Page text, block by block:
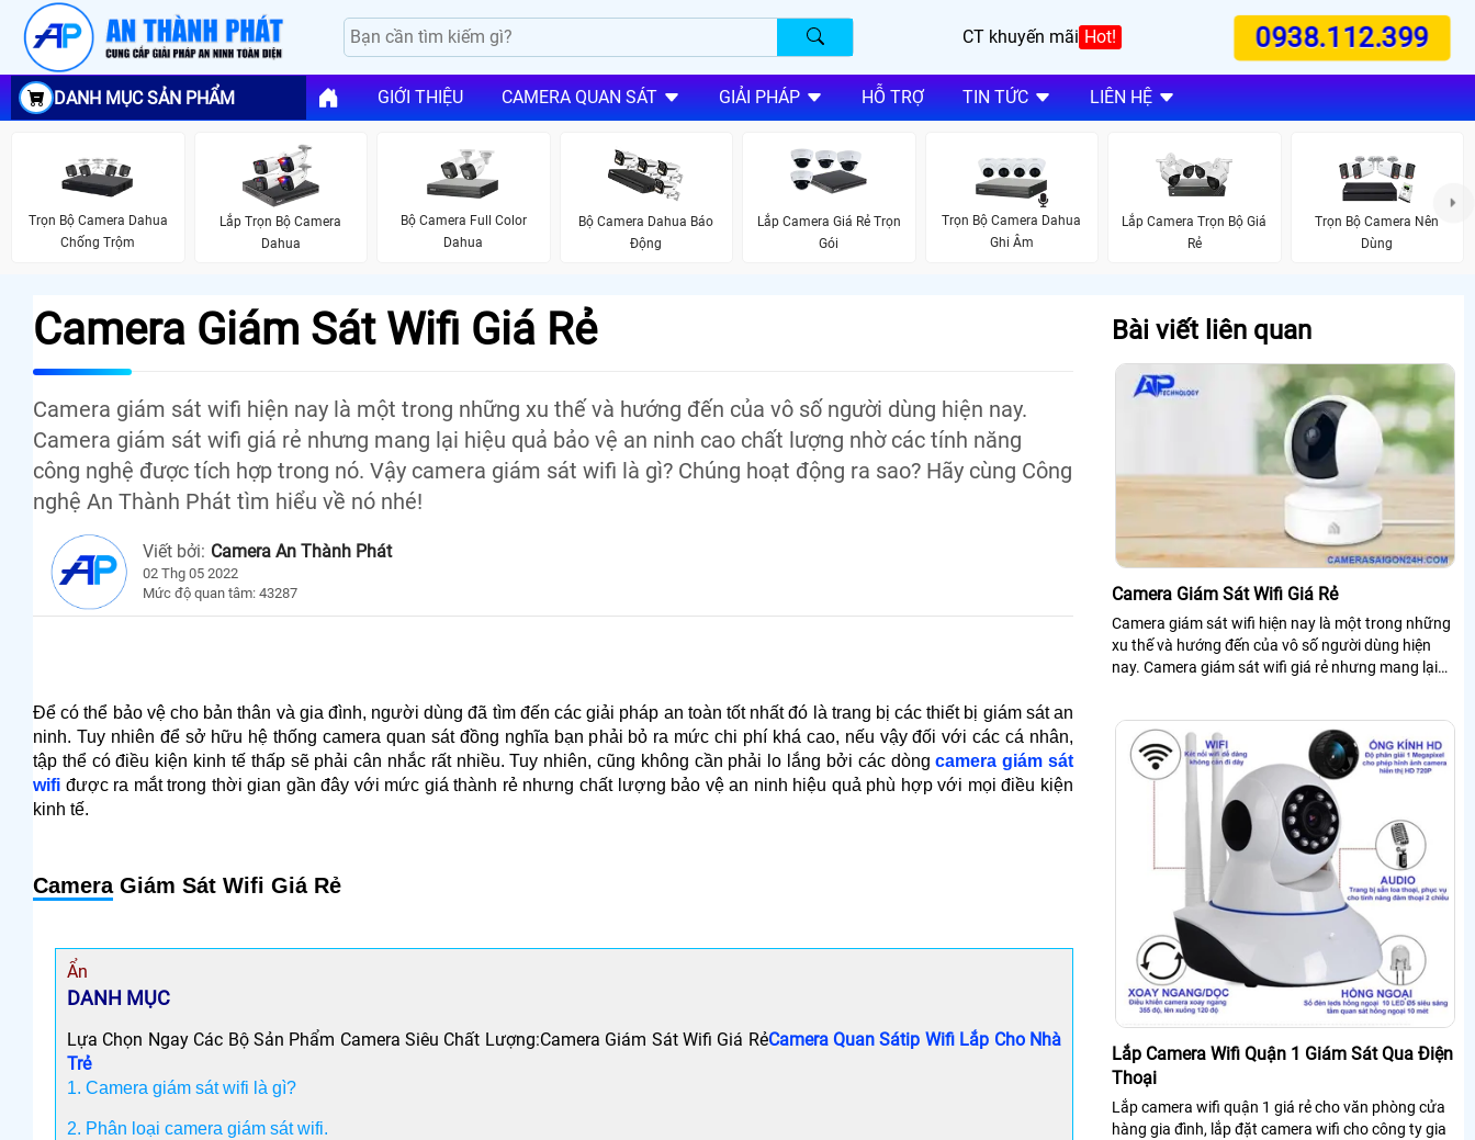
CT khuyến mãi Hot! 0938.112.399
DANH MỤC SẢN PHẨM GIỚI THIỆU CAMERA QUAN SÁT GIẢI PHÁP HỖ TRỢ TIN TỨC LIÊN HỆ
Trọn Bộ Camera Dahua
Chống Trộm
Lắp Trọn Bộ Camera
Dahua
Bộ Camera Full Color
Dahua
Bộ Camera Dahua Báo
Động
Lắp Camera Giá Rẻ Trọn
Gói
Trọn Bộ Camera Dahua
Ghi Âm
Lắp Camera Trọn Bộ Giá
Rẻ
Trọn Bộ Camera Nên
Dùng
Camera Giám Sát Wifi Giá Rẻ
Camera giám sát wifi hiện nay là một trong những xu thế và hướng đến của vô số người dùng hiện nay.
Camera giám sát wifi giá rẻ nhưng mang lại hiệu quả bảo vệ an ninh cao chất lượng nhờ các tính năng
công nghệ được tích hợp trong nó. Vậy camera giám sát wifi là gì? Chúng hoạt động ra sao? Hãy cùng Công
nghệ An Thành Phát tìm hiểu về nó nhé!
Viết bởi: Camera An Thành Phát
02 Thg 05 2022
Mức độ quan tâm: 43287
Để có thể bảo vệ cho bản thân và gia đình, người dùng đã tìm đến các giải pháp an toàn tốt nhất đó là trang bị các thiết bị giám sát an
ninh. Tuy nhiên để sở hữu hệ thống camera quan sát đồng nghĩa bạn phải bỏ ra mức chi phí khá cao, nếu vậy đối với các cá nhân,
tập thể có điều kiện kinh tế thấp sẽ phải cân nhắc rất nhiều. Tuy nhiên, cũng không cần phải lo lắng bởi các dòngcamera giám sát
wifi được ra mắt trong thời gian gần đây với mức giá thành rẻ nhưng chất lượng bảo vệ an ninh hiệu quả phù hợp với mọi điều kiện
kinh tế.
CameraGiám Sát Wifi Giá Rẻ
Ẩn
DANH MỤC
Lựa Chọn Ngay Các Bộ Sản Phẩm Camera Siêu Chất Lượng:Camera Giám Sát Wifi Giá RẻCamera Quan Sátip Wifi Lắp Cho Nhà
Trẻ
1. Camera giám sát wifi là gì?
2. Phân loại camera giám sát wifi.
Bài viết liên quan
Camera Giám Sát Wifi Giá Rẻ
Camera giám sát wifi hiện nay là một trong những
xu thế và hướng đến của vô số người dùng hiện
nay. Camera giám sát wifi giá rẻ nhưng mang lại
Lắp Camera Wifi Quận 1 Giám Sát Qua Điện
Thoại
Lắp camera wifi quận 1 giá rẻ cho văn phòng cửa
hàng gia đình, lắp đặt camera wifi cho công ty gia